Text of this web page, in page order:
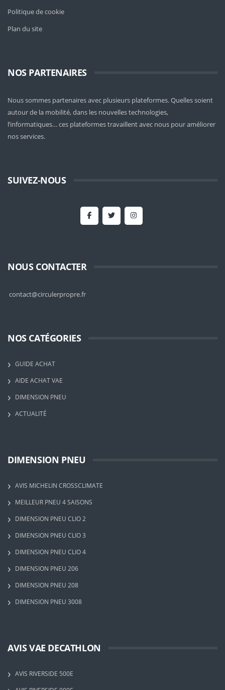
Politique de cookie
Plan du site
NOS PARTENAIRES
Nous sommes partenaires avec plusieurs plateformes. Quelles soient
autour de la mobilité, dans les nouvelles technologies,
l’informatiques… ces plateformes travaillent avec nous pour améliorer
nos services.
SUIVEZ-NOUS
NOUS CONTACTER
contact@circulerpropre.fr
NOS CATÉGORIES
GUIDE ACHAT
AIDE ACHAT VAE
DIMENSION PNEU
ACTUALITÉ
DIMENSION PNEU
AVIS MICHELIN CROSSCLIMATE
MEILLEUR PNEU 4 SAISONS
DIMENSION PNEU CLIO 2
DIMENSION PNEU CLIO 3
DIMENSION PNEU CLIO 4
DIMENSION PNEU 206
DIMENSION PNEU 208
DIMENSION PNEU 3008
AVIS VAE DECATHLON
AVIS RIVERSIDE 500E